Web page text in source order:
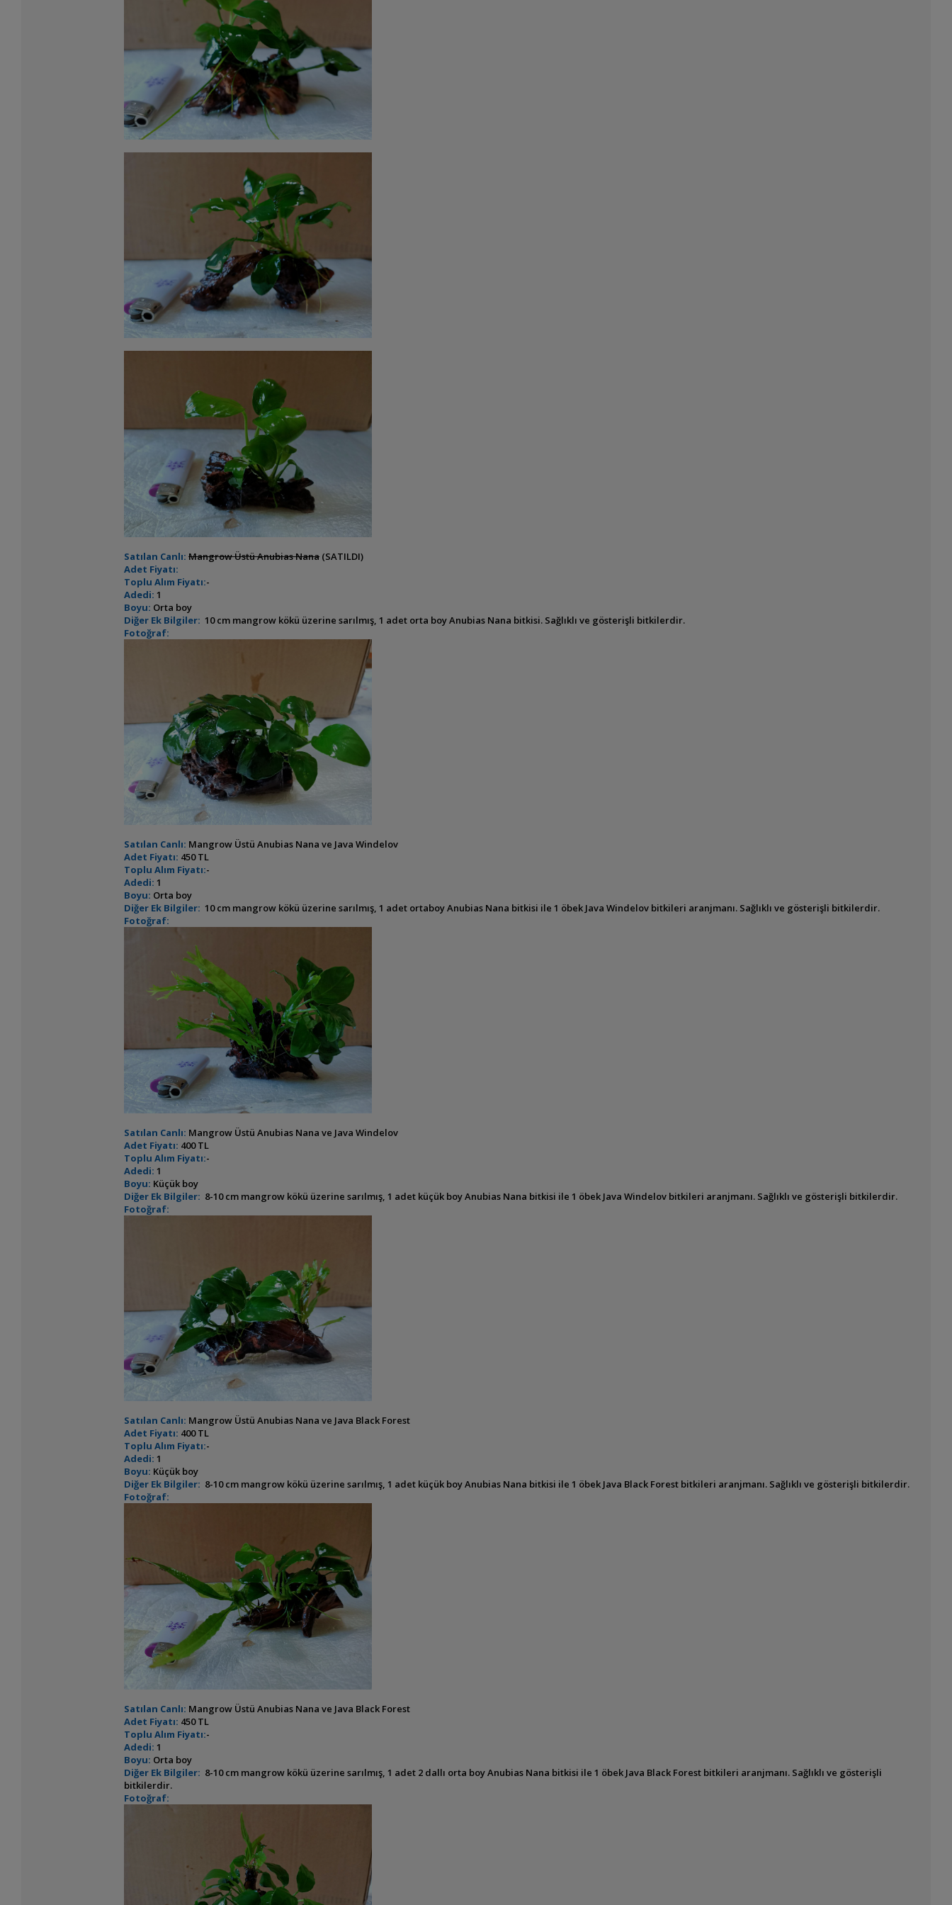
Satılan Canlı: Mangrow Üstü Anubias Nana (SATILDI)
Adet Fiyatı:
Toplu Alım Fiyatı:-
Adedi: 1
Boyu: Orta boy
Diğer Ek Bilgiler: 10 cm mangrow kökü üzerine sarılmış, 1 adet orta boy Anubias Nana bitkisi. Sağlıklı ve gösterişli bitkilerdir.
Fotoğraf:
Satılan Canlı: Mangrow Üstü Anubias Nana ve Java Windelov
Adet Fiyatı: 450 TL
Toplu Alım Fiyatı:-
Adedi: 1
Boyu: Orta boy
Diğer Ek Bilgiler: 10 cm mangrow kökü üzerine sarılmış, 1 adet ortaboy Anubias Nana bitkisi ile 1 öbek Java Windelov bitkileri aranjmanı. Sağlıklı ve gösterişli bitkilerdir.
Fotoğraf:
Satılan Canlı: Mangrow Üstü Anubias Nana ve Java Windelov
Adet Fiyatı: 400 TL
Toplu Alım Fiyatı:-
Adedi: 1
Boyu: Küçük boy
Diğer Ek Bilgiler: 8-10 cm mangrow kökü üzerine sarılmış, 1 adet küçük boy Anubias Nana bitkisi ile 1 öbek Java Windelov bitkileri aranjmanı. Sağlıklı ve gösterişli bitkilerdir.
Fotoğraf:
Satılan Canlı: Mangrow Üstü Anubias Nana ve Java Black Forest
Adet Fiyatı: 400 TL
Toplu Alım Fiyatı:-
Adedi: 1
Boyu: Küçük boy
Diğer Ek Bilgiler: 8-10 cm mangrow kökü üzerine sarılmış, 1 adet küçük boy Anubias Nana bitkisi ile 1 öbek Java Black Forest bitkileri aranjmanı. Sağlıklı ve gösterişli bitkilerdir.
Fotoğraf:
Satılan Canlı: Mangrow Üstü Anubias Nana ve Java Black Forest
Adet Fiyatı: 450 TL
Toplu Alım Fiyatı:-
Adedi: 1
Boyu: Orta boy
Diğer Ek Bilgiler: 8-10 cm mangrow kökü üzerine sarılmış, 1 adet 2 dallı orta boy Anubias Nana bitkisi ile 1 öbek Java Black Forest bitkileri aranjmanı. Sağlıklı ve gösterişli
bitkilerdir.
Fotoğraf: